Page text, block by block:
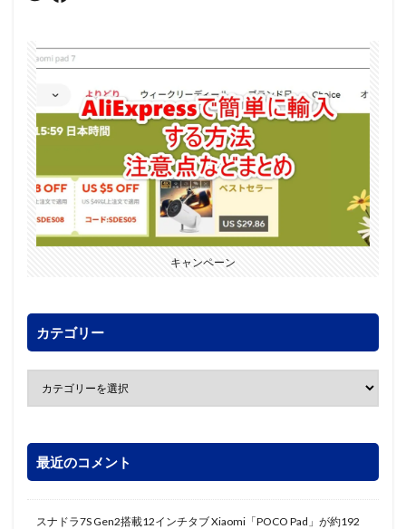
キャンペーン
カテゴリー
最近のコメント
スナドラ7S Gen2搭載12インチタブ Xiaomi「POCO Pad」が約192